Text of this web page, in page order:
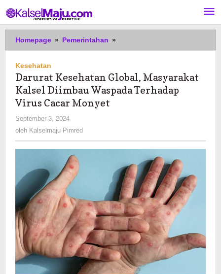
ke
konten
Homepage » Pemerintahan »
Kesehatan
Masyarakat
Kalsel
Diimbau
Monyet
Kesehatan
Darurat Kesehatan Global, Masyarakat
Kalsel Diimbau Waspada Terhadap
Virus Cacar Monyet
September 3, 2024
Kalselmaju
Pimred
oleh Kalselmaju Pimred